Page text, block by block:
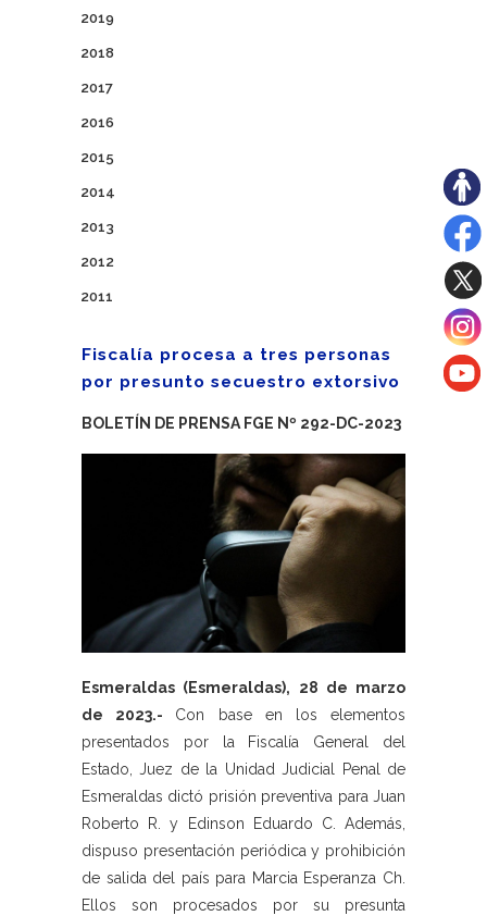
2019
2018
2017
2016
2015
2014
2013
2012
2011
Fiscalía procesa a tres personas
por presunto secuestro extorsivo
BOLETÍN DE PRENSA FGE Nº 292-DC-2023
Esmeraldas (Esmeraldas), 28 de marzo
de 2023.- Con base en los elementos
presentados por la Fiscalía General del
Estado, Juez de la Unidad Judicial Penal de
Esmeraldas dictó prisión preventiva para Juan
Roberto R. y Edinson Eduardo C. Además,
dispuso presentación periódica y prohibición
de salida del país para Marcia Esperanza Ch.
Ellos son procesados por su presunta